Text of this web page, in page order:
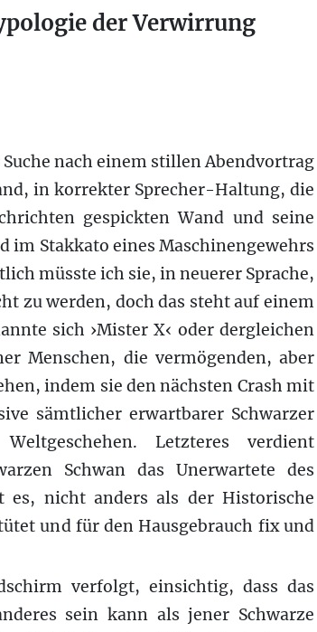
der Verwirrung
Suche nach einem stillen Abendvortrag
in korrekter Sprecher-Haltung, die
gespickten Wand und seine
Stakkato eines Maschinengewehrs
müsste ich sie, in neuerer Sprache,
zu werden, doch das steht auf einem
sich ›Mister X‹ oder dergleichen
Menschen, die vermögenden, aber
indem sie den nächsten Crash mit
sämtlicher erwartbarer Schwarzer
Letzteres verdient
Schwan das Unerwartete des
es, nicht anders als der Historische
und für den Hausgebrauch fix und
verfolgt, einsichtig, dass das
sein kann als jener Schwarze